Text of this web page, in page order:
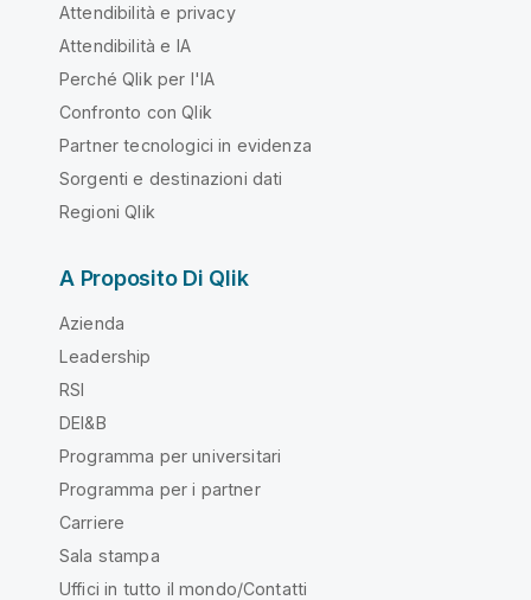
Attendibilità e privacy
Attendibilità e IA
Perché Qlik per l'IA
Confronto con Qlik
Partner tecnologici in evidenza
Sorgenti e destinazioni dati
Regioni Qlik
A Proposito Di Qlik
Azienda
Leadership
RSI
DEI&B
Programma per universitari
Programma per i partner
Carriere
Sala stampa
Uffici in tutto il mondo/Contatti